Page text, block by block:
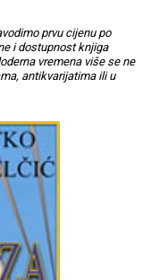
prvu cijenu po
i dostupnost knjiga
vremena više se ne
antikvarijatima ili u